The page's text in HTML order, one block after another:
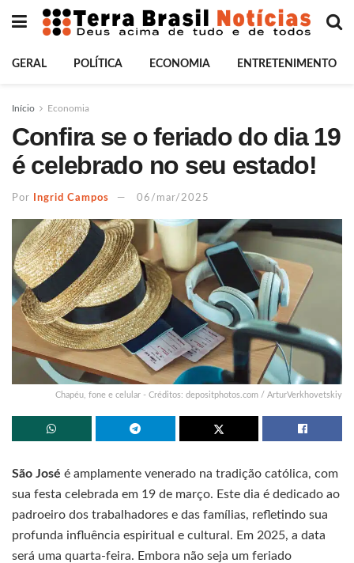
GERAL POLÍTICA ECONOMIA ENTRETENIMENTO
Início Economia
Confira se o feriado do dia 19
é celebrado no seu estado!
Por Ingrid Campos 06/mar/2025
Chapéu, fone e celular - Créditos: depositphotos.com / ArturVerkhovetskiy
São José é amplamente venerado na tradição católica, com
sua festa celebrada em 19 de março. Este dia é dedicado ao
padroeiro dos trabalhadores e das famílias, refletindo sua
profunda influência espiritual e cultural. Em 2025, a data
será uma quarta-feira. Embora não seja um feriado